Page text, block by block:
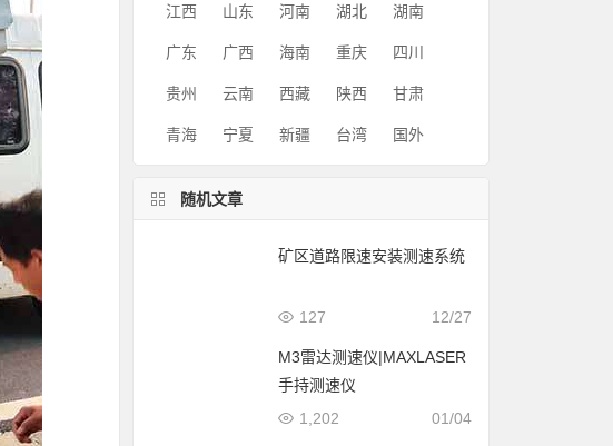
江西 山东 河南 湖北 湖南
广东 广西 海南 重庆 四川
贵州 云南 西藏 陕西 甘肃
青海 宁夏 新疆 台湾 国外
随机文章
矿区道路限速安装测速系统
12/27
127
M3雷达测速仪|MAXLASER
手持测速仪
01/04
1,202